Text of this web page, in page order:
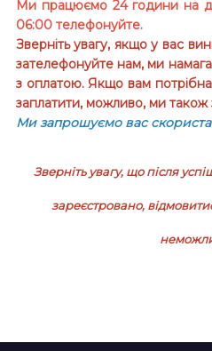
Ми працюємо 24 години на
06:00 телефонуйте.
Зверніть увагу, якщо у вас
зателефонуйте нам, ми
з оплатою. Якщо вам потрібна
заплатити, можливо, ми
Ми запрошуємо вас
Зверніть увагу, що після
зареєстровано,